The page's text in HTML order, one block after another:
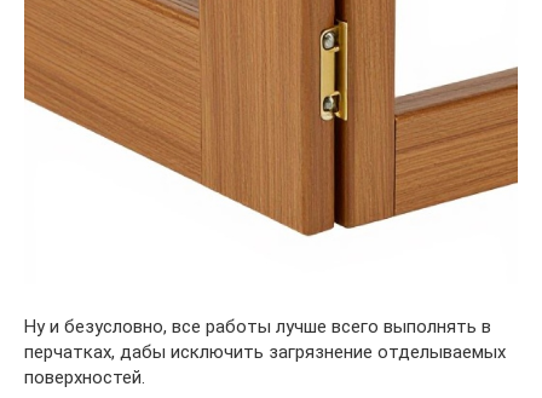
Ну и безусловно, все работы лучше всего выполнять в
перчатках, дабы исключить загрязнение отделываемых
поверхностей.